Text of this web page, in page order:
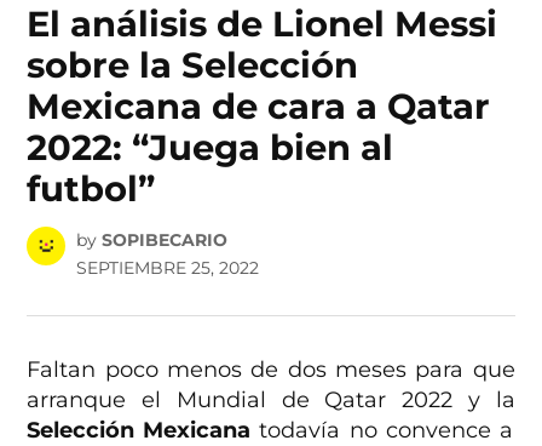
El análisis de Lionel Messi
sobre la Selección
Mexicana de cara a Qatar
2022: “Juega bien al
futbol”
by SOPIBECARIO
SEPTIEMBRE 25, 2022
Faltan poco menos de dos meses para que
arranque el Mundial de Qatar 2022 y la
Selección Mexicanatodavía no convence a